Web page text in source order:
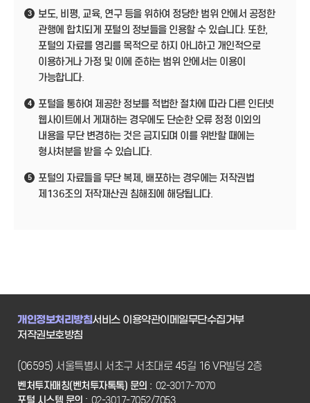
3
보도, 비평, 교육, 연구 등을 위하여 정당한 범위 안에서 공정한
관행에 합치되게 포털의 정보들을 인용할 수 있습니다. 또한,
포털의 자료를 영리를 목적으로 하지 아니하고 개인적으로
이용하거나 가정 및 이에 준하는 범위 안에서는 이용이
가능합니다.
4
포털을 통하여 제공한 정보를 적법한 절차에 따라 다른 인터넷
웹사이트에서 게재하는 경우에도 단순한 오류 정정 이외의
내용을 무단 변경하는 것은 금지되며 이를 위반할 때에는
형사처분을 받을 수 있습니다.
5
포털의 자료들을 무단 복제, 배포하는 경우에는 저작권법
제136조의 저작재산권 침해죄에 해당됩니다.
개인정보처리방침서비스 이용약관이메일무단수집거부
저작권보호방침
(06595) 서울특별시 서초구 서초대로 45길 16 VR빌딩 2층
벤처투자매칭(벤처투자톡톡) 문의 : 02-3017-7070
포털 시스템 문의 : 02-3017-7052/7053